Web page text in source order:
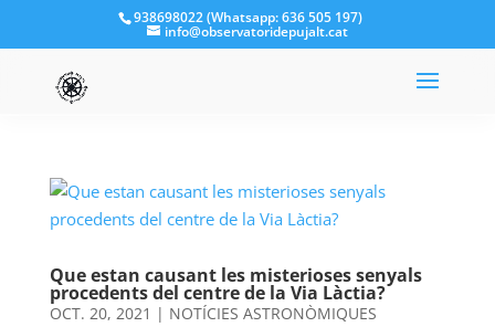
938698022 (Whatsapp: 636 505 197)
info@observatoridepujalt.cat
Que estan causant les misterioses senyals
procedents del centre de la Via Làctia?
OCT. 20, 2021 | NOTÍCIES ASTRONÒMIQUES